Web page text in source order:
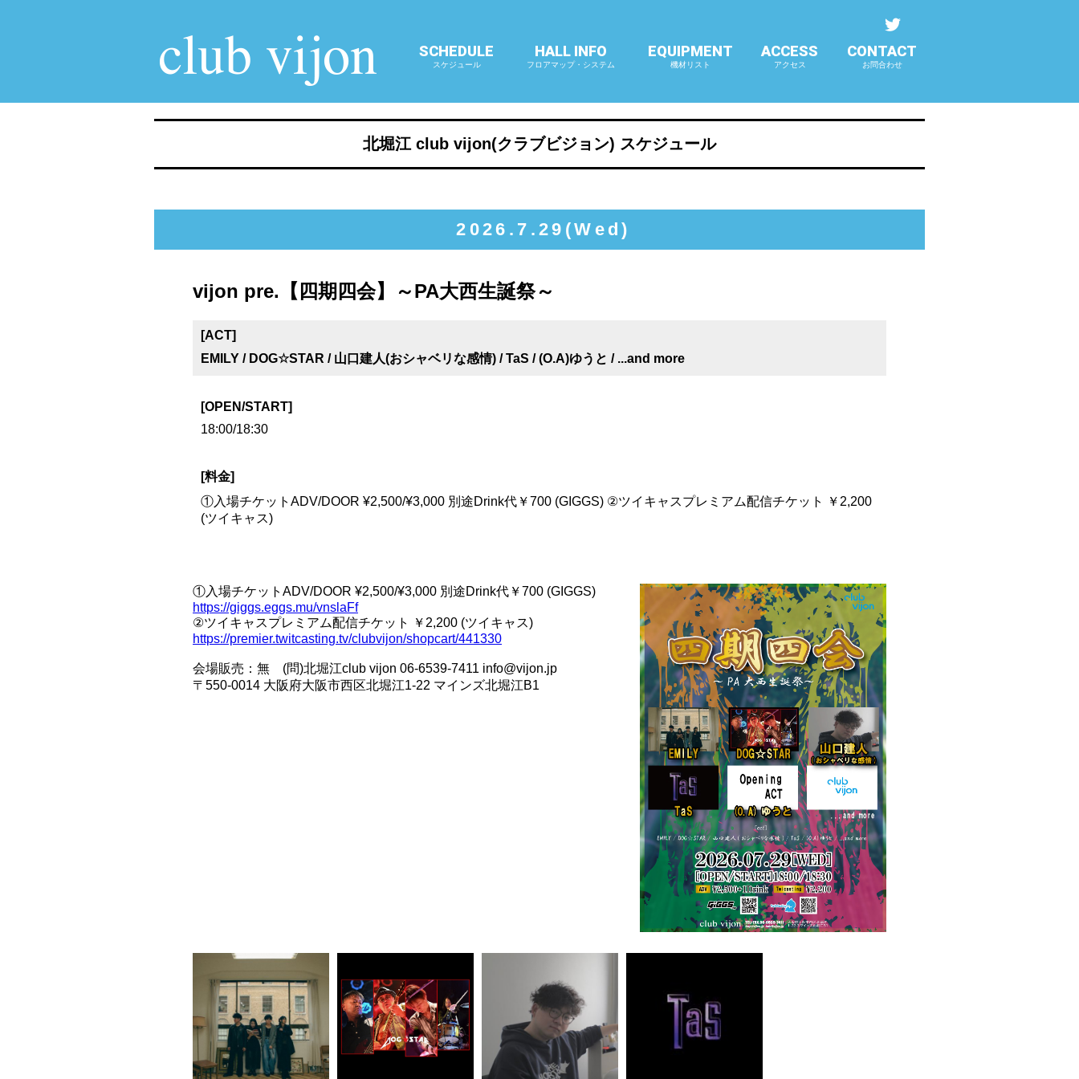
SCHEDULE
スケジュール
HALL INFO
フロアマップ・システム
EQUIPMENT
機材リスト
ACCESS
アクセス
CONTACT
お問合わせ
北堀江 club vijon(クラブビジョン) スケジュール
2026.7.29(Wed)
vijon pre.【四期四会】～PA大西生誕祭～
[ACT]
EMILY / DOG☆STAR / 山口建人(おシャベリな感情) / TaS / (O.A)ゆうと / ...and more
[OPEN/START]
18:00/18:30
[料金]
①入場チケットADV/DOOR ¥2,500/¥3,000 別途Drink代￥700 (GIGGS) ②ツイキャスプレミアム配信チケット ￥2,200
(ツイキャス)
①入場チケットADV/DOOR ¥2,500/¥3,000 別途Drink代￥700 (GIGGS)
https://giggs.eggs.mu/vnslaFf
②ツイキャスプレミアム配信チケット ￥2,200 (ツイキャス)
https://premier.twitcasting.tv/clubvijon/shopcart/441330
会場販売：無 (問)北堀江club vijon 06-6539-7411 info@vijon.jp
〒550-0014 大阪府大阪市西区北堀江1-22 マインズ北堀江B1